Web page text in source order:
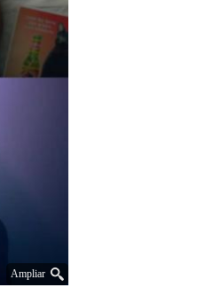
Ampliar